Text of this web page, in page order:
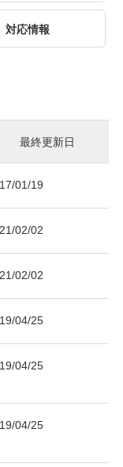
対応情報
最終更新日
01/19
02/02
02/02
04/25
04/25
04/25